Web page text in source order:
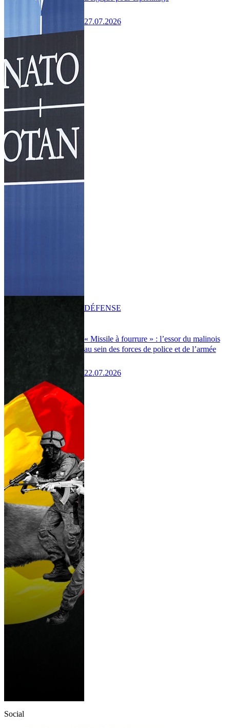
27.07.2026
« Missile à fourrure » : l’essor du malinois
au sein des forces de police et de l’armée
22.07.2026
DÉFENSE
Social